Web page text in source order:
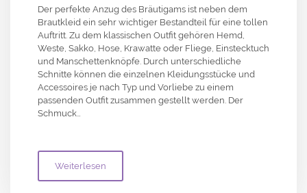
Der perfekte Anzug des Bräutigams ist neben dem
Brautkleid ein sehr wichtiger Bestandteil für eine tollen
Auftritt. Zu dem klassischen Outfit gehören Hemd,
Weste, Sakko, Hose, Krawatte oder Fliege, Einstecktuch
und Manschettenknöpfe. Durch unterschiedliche
Schnitte können die einzelnen Kleidungsstücke und
Accessoires je nach Typ und Vorliebe zu einem
passenden Outfit zusammen gestellt werden. Der
Schmuck…
Weiterlesen